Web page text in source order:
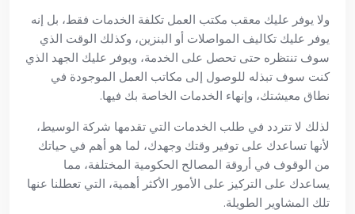
ولا يوفر عليك معقب مكتب العمل تكلفة الخدمات فقط، بل إنه
يوفر عليك تكاليف المواصلات أو البنزين، وكذلك الوقت الذي
سوف تنتظره حتى تحصل على الخدمة، ويوفر عليك الجهد الذي
كنت سوف تبذله للوصول إلى مكاتب العمل الموجودة في
نطاق معيشتك، وإنهاء الخدمات الخاصة بك فيها.
لذلك لا تتردد في طلب الخدمات التي تقدمها شركة الوسيط،
لأنها تساعدك على توفير وقتك وجهدك، لما هو أهم في حياتك
من الوقوف في أروقة المصالح الحكومية المختلفة، مما
يساعدك على التركيز على الأمور الأكثر أهمية، التي تعطلنا عنها
تلك المشاوير الطويلة.